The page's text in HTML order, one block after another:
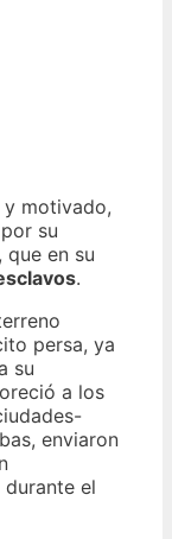
motivado,
su
en su
.
persa, ya
su
a los
enviaron
el